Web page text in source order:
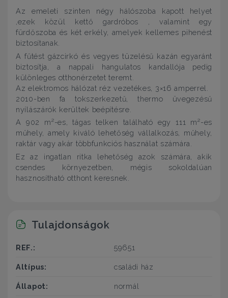
Az emeleti szinten négy hálószoba kapott helyet
,ezek közül kettő gardróbos , valamint egy
fürdőszoba és két erkély, amelyek kellemes pihenést
biztosítanak.
A fűtést gázcirkó és vegyes tüzelésű kazán egyaránt
biztosítja, a nappali hangulatos kandallója pedig
különleges otthonérzetet teremt.
Az elektromos hálózat réz vezetékes, 3×16 amperrel.
2010-ben fa tokszerkezetű, thermo üvegezésű
nyílászárók kerültek beépítésre.
A 902 m²-es, tágas telken található egy 111 m²-es
műhely, amely kiváló lehetőség vállalkozás, műhely,
raktár vagy akár többfunkciós használat számára.
Ez az ingatlan ritka lehetőség azok számára, akik
csendes környezetben, mégis sokoldalúan
hasznosítható otthont keresnek.
Tulajdonságok
REF.: 59651
Altípus: családi ház
Állapot: normál